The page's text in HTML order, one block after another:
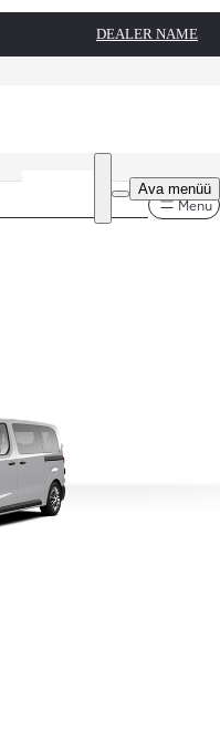
DEALER NAME
Ava menüü
Menu